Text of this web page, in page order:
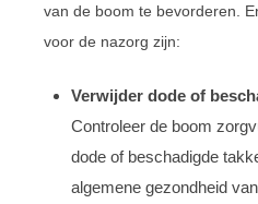
van de boom te bevorderen.
voor de nazorg zijn:
Verwijder dode of
Controleer de boom
dode of beschadigde
algemene gezondheid